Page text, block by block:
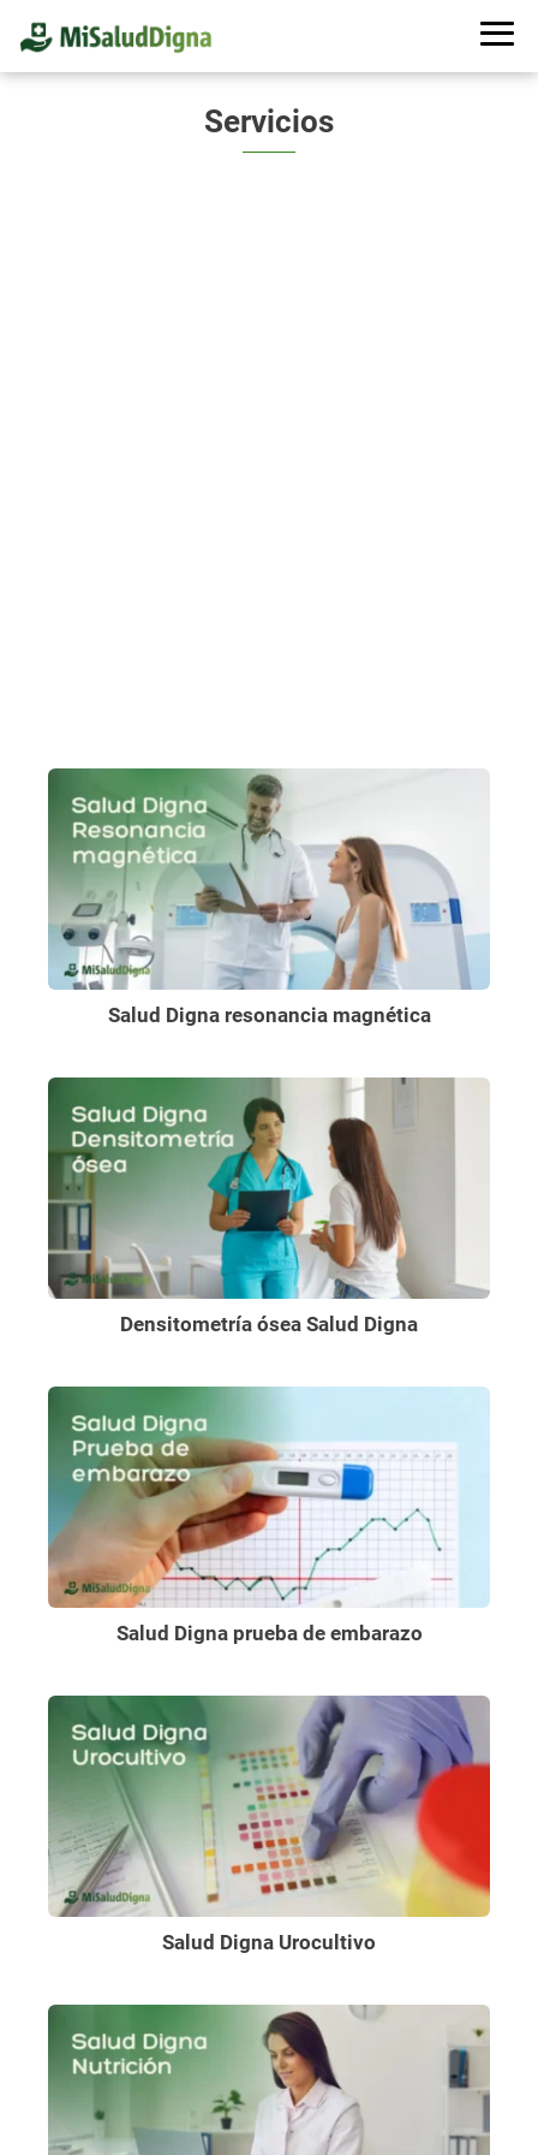
Servicios
Salud Digna resonancia magnética
Densitometría ósea Salud Digna
Salud Digna prueba de embarazo
Salud Digna Urocultivo